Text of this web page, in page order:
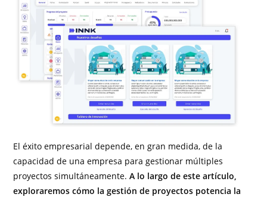
El éxito empresarial depende, en gran medida, de la
capacidad de una empresa para gestionar múltiples
proyectos simultáneamente.A lo largo de este artículo,
exploraremos cómo la gestión de proyectos potencia la